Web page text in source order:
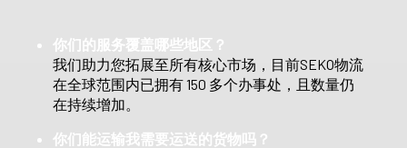
你们的服务覆盖哪些地区？
我们助力您拓展至所有核心市场，目前SEKO物流
在全球范围内已拥有 150 多个办事处，且数量仍
在持续增加。
你们能运输我需要运送的货物吗？